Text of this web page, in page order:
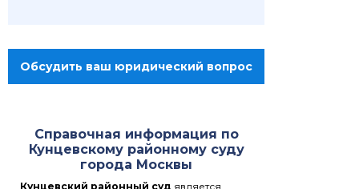
Обсудить ваш юридический вопрос
Справочная информация по
Кунцевскому районному суду
города Москвы
Кунцевский районный суд является